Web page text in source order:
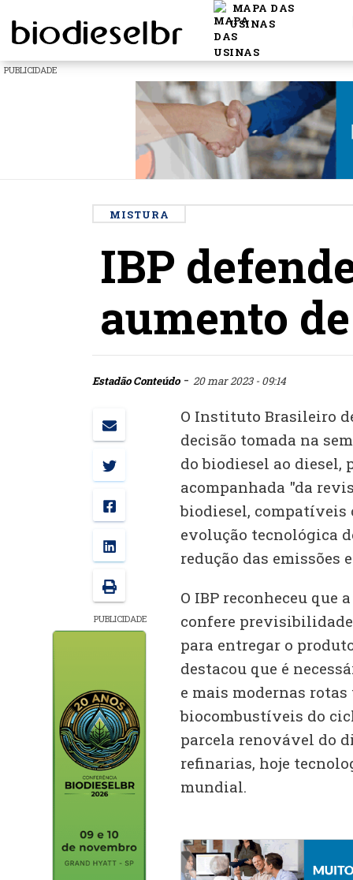
MAPA DAS
USINAS
PUBLICIDADE
MISTURA
IBP
aumento
Estadão Conteúdo- 20 mar 2023 - 09:14
PUBLICIDADE
O Instituto Brasileiro
decisão tomada na
do biodiesel ao diesel,
acompanhada "da
biodiesel, compatíveis
evolução tecnológica
redução das emissões
O IBP reconheceu que
confere previsibilidade
para entregar o
destacou que é
e mais modernas
biocombustíveis do
parcela renovável do
refinarias, hoje
mundial.